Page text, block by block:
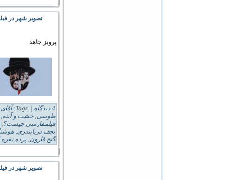
تصویر شهر در
پرویز جاهد
4 دیدگاه
| Tags:
طوسی, خشت و آینه,
فیلمفارسی چیست؟,
نجف دریابندری,
گنج قارون, پرده نقره
تصویر شهر در